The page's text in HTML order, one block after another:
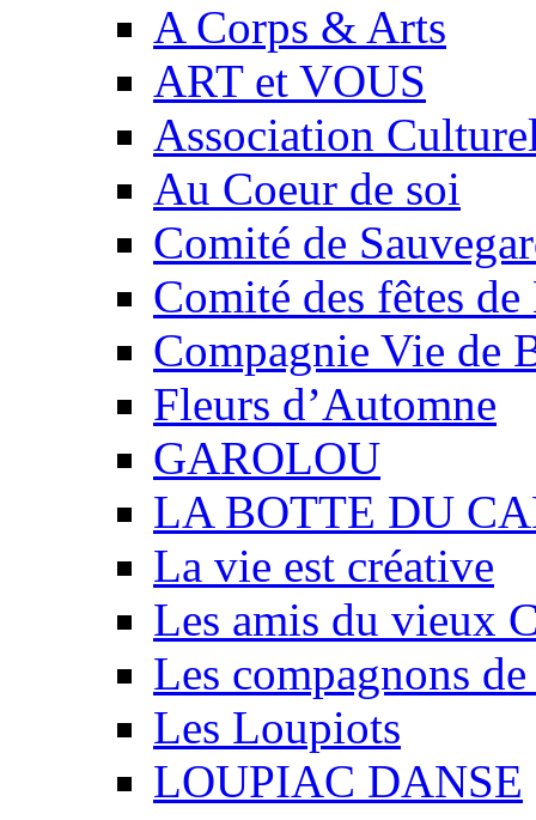
A Corps & Arts
ART et VOUS
Association
Au Coeur de soi
Comité de
Comité des fêtes
Compagnie Vie de
Fleurs d’Automne
GAROLOU
LA BOTTE DU
La vie est créative
Les amis du vieux
Les compagnons
Les Loupiots
LOUPIAC DANSE